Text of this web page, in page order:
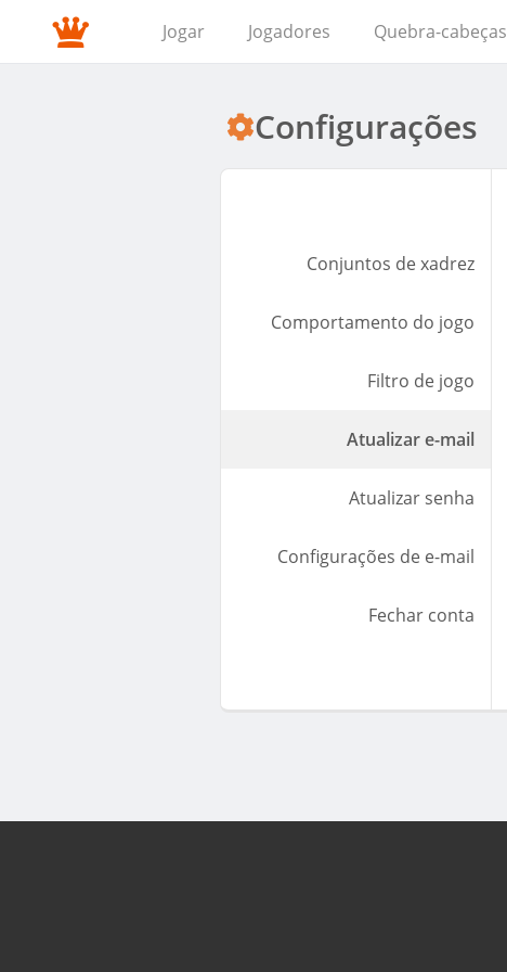
Jogar Jogadores Quebra-cabeças
Configurações
Conjuntos de xadrez
Comportamento do jogo
Filtro de jogo
Atualizar e-mail
Atualizar senha
Configurações de e-mail
Fechar conta